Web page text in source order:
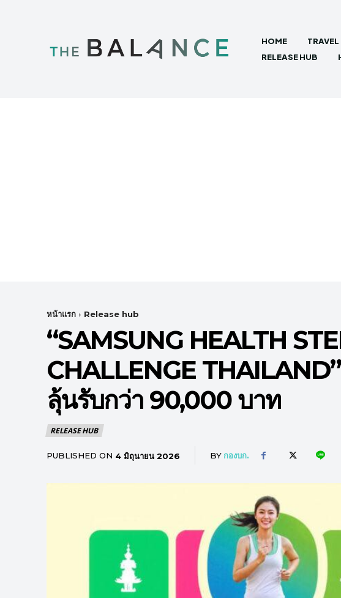
HOME TRAVEL
RELEASE HUB
หน้าแรก Release hub
“SAMSUNG HEALTH
CHALLENGE
ลุ้นรับกว่า 90,000 บาท
RELEASE HUB
PUBLISHED ON 4 มิถุนายน 2026 BY กองบก.